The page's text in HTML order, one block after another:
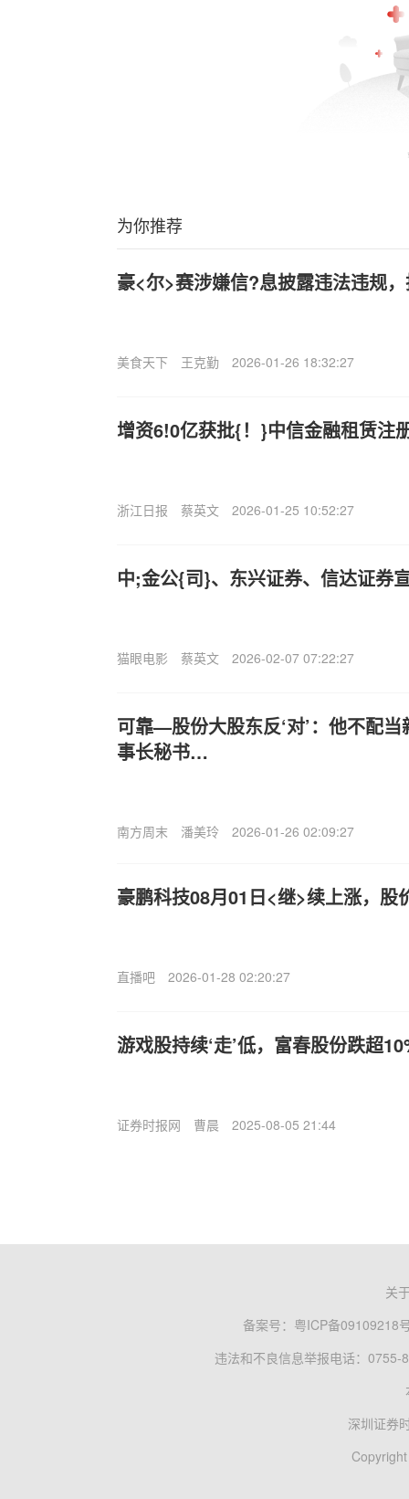
为你推荐
豪<尔>赛涉嫌信?息披露违法违规
美食天下 王克勤 2026-01-26 18:32:27
增资6!0亿获批{！}中信金融租赁注
浙江日报 蔡英文 2026-01-25 10:52:27
中;金公{司}、东兴证券、信达证券
猫眼电影 蔡英文 2026-02-07 07:22:27
可靠—股份大股东反‘对’：他不配
事长秘书…
南方周末 潘美玲 2026-01-26 02:09:27
豪鹏科技08月01日<继>续上涨，股
直播吧 2026-01-28 02:20:27
游戏股持续‘走’低，富春股份跌超
证券时报网 曹晨 2025-08-05 21:44
关
备案号： 粤ICP备09109218
违法和不良信息举报电话：0755-
深圳证券